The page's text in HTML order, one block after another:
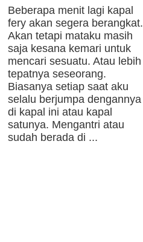
Beberapa menit lagi kapal
fery akan segera berangkat.
Akan tetapi mataku masih
saja kesana kemari untuk
mencari sesuatu. Atau lebih
tepatnya seseorang.
Biasanya setiap saat aku
selalu berjumpa dengannya
di kapal ini atau kapal
satunya. Mengantri atau
sudah berada di ...